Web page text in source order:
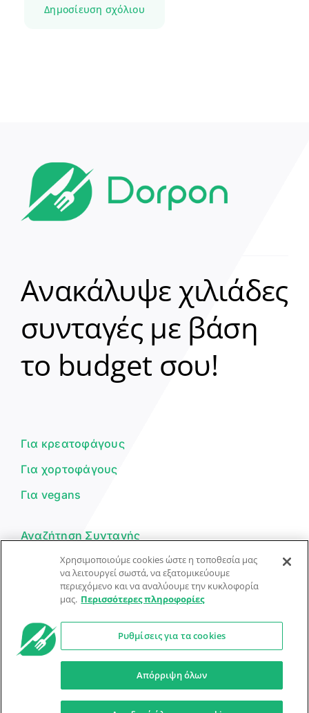
Ανακάλυψε χιλιάδες
συνταγές με βάση
το budget σου!
Για κρεατοφάγους
Για χορτοφάγους
Για vegans
Αναζήτηση Συνταγής
Υποβολή Συνταγής
Φόρμα Επικοινωνίας
© Dorpon • Μηχανή αναζήτησης για …καλοφαγάδες!
Προστασία Προσωπικών Δεδομένων Όροι Xρήσης
Ο βοηθός μπορεί να κάνει λάθη — ελέγξτε τις συνταγές.
Χρησιμοποιούμε cookies ώστε η τοποθεσία μας
να λειτουργεί σωστά, να εξατομικεύουμε
περιεχόμενο και να αναλύουμε την κυκλοφορία
μας. Περισσότερες πληροφορίες
Ρυθμίσεις για τα cookies
Απόρριψη όλων